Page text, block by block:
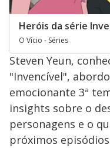
Heróis da série
O Vício - Séries
Steven Yeun,
"Invencível",
emocionante 3ª
insights sobre o
personagens e o
próximos